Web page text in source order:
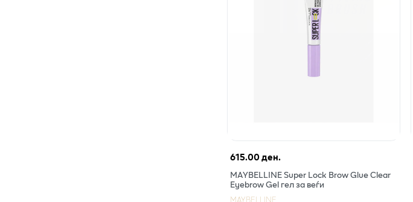
615.00 ден.
MAYBELLINE Super Lock Brow Glue Clear
Eyebrow Gel гел за веѓи
MAYBELLINE